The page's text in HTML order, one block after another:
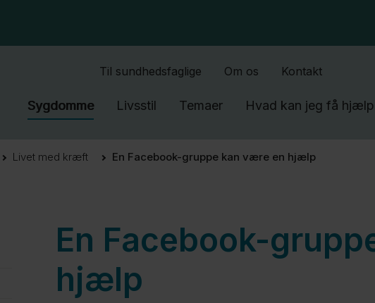
Til sundhedsfaglige Om os Kontakt
Sygdomme Livsstil Temaer Hvad kan jeg få
Livet med kræft En Facebook-gruppe kan være en hjælp
En Facebook-
hjælp